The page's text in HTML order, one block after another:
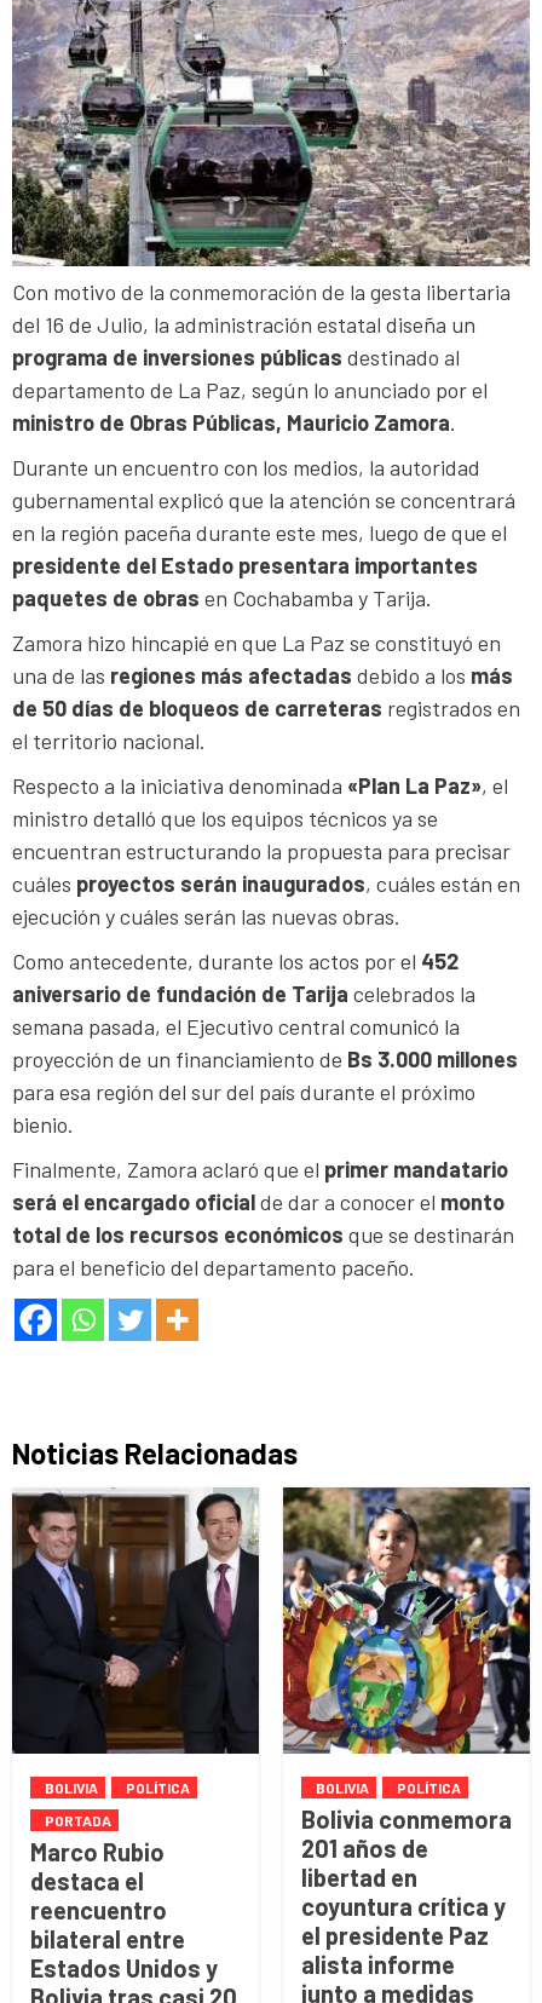
Con motivo de la conmemoración de la gesta libertaria
del 16 de Julio, la administración estatal diseña un
programa de inversiones públicas destinado al
departamento de La Paz, según lo anunciado por el
ministro de Obras Públicas, Mauricio Zamora.
Durante un encuentro con los medios, la autoridad
gubernamental explicó que la atención se concentrará
en la región paceña durante este mes, luego de que el
presidente del Estado presentara importantes
paquetes de obras en Cochabamba y Tarija.
Zamora hizo hincapié en que La Paz se constituyó en
una de las regiones más afectadas debido a los más
de 50 días de bloqueos de carreteras registrados en
el territorio nacional.
Respecto a la iniciativa denominada «Plan La Paz», el
ministro detalló que los equipos técnicos ya se
encuentran estructurando la propuesta para precisar
cuáles proyectos serán inaugurados, cuáles están en
ejecución y cuáles serán las nuevas obras.
Como antecedente, durante los actos por el 452
aniversario de fundación de Tarija celebrados la
semana pasada, el Ejecutivo central comunicó la
proyección de un financiamiento de Bs 3.000 millones
para esa región del sur del país durante el próximo
bienio.
Finalmente, Zamora aclaró que el primer mandatario
será el encargado oficialde dar a conocer el monto
total de los recursos económicos que se destinarán
para el beneficio del departamento paceño.
Noticias Relacionadas
BOLIVIA
POLÍTICA
PORTADA
Marco Rubio
destaca el
reencuentro
bilateral entre
Estados Unidos y
BOLIVIA POLÍTICA
Bolivia conmemora
201 años de
libertad en
coyuntura crítica y
el presidente Paz
alista informe
junto a medidas